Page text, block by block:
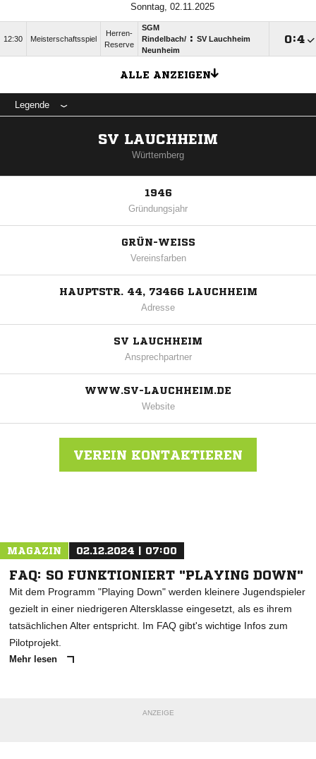
Sonntag, 02.11.2025
12:30 Meisterschaftsspiel
Herren-
Reserve
SGM
Rindelbach/​
Neunheim
: SV Lauchheim :
ALLE ANZEIGEN
Legende
SV LAUCHHEIM
Württemberg
1946
Gründungsjahr
GRÜN-WEISS
Vereinsfarben
HAUPTSTR. 44, 73466 LAUCHHEIM
Adresse
SV LAUCHHEIM
Ansprechpartner
WWW.SV-LAUCHHEIM.DE
Website
VEREIN KONTAKTIEREN
MAGAZIN 02.12.2024 | 07:00
FAQ: SO FUNKTIONIERT "PLAYING DOWN"
Mit dem Programm "Playing Down" werden kleinere Jugendspieler
gezielt in einer niedrigeren Altersklasse eingesetzt, als es ihrem
tatsächlichen Alter entspricht. Im FAQ gibt's wichtige Infos zum
Pilotprojekt.
Mehr lesen
ANZEIGE